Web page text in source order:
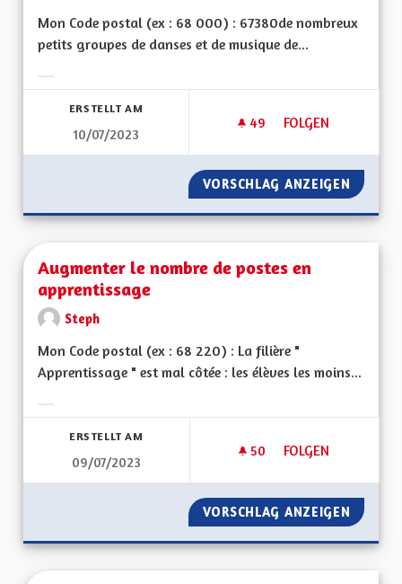
Mon Code postal (ex : 68 000) : 67380de nombreux
petits groupes de danses et de musique de...
ERSTELLT AM
10/07/2023
49 49 FOLLOWER
FOLGEN
NE PAS LAISSER
VORSCHLAG ANZEIGEN NE
Augmenter le nombre de postes en
apprentissage
Steph
Mon Code postal (ex : 68 220) : La filière "
Apprentissage " est mal côtée : les élèves les moins...
ERSTELLT AM
09/07/2023
50 50 FOLLOWER
FOLGEN
AUGMENTER LE
VORSCHLAG ANZEIGEN